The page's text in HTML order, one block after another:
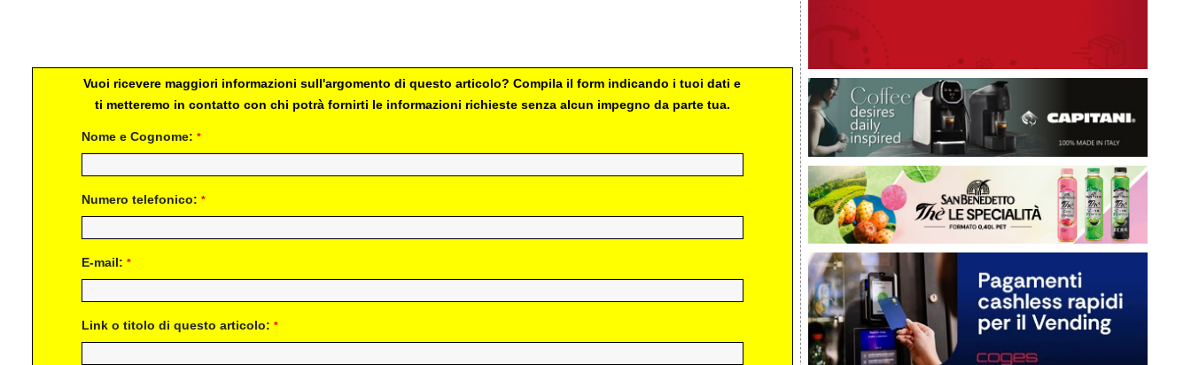
Vuoi ricevere maggiori informazioni sull'argomento di questo articolo? Compila il form indicando i tuoi dati e
ti metteremo in contatto con chi potrà fornirti le informazioni richieste senza alcun impegno da parte tua.
Nome e Cognome: *
Numero telefonico: *
E-mail: *
Link o titolo di questo articolo: *